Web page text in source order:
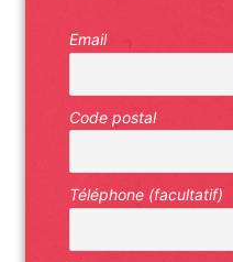
Email
Code postal
Téléphone (facultatif)